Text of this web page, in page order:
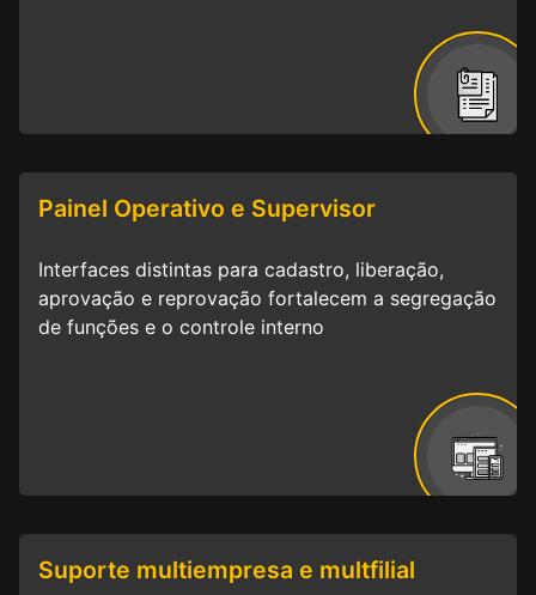
Painel Operativo e Supervisor
Interfaces distintas para cadastro, liberação,
aprovação e reprovação fortalecem a segregação
de funções e o controle interno
Suporte multiempresa e multfilial